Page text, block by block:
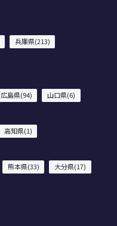
兵庫県(213)
広島県(94) 山口県(6)
高知県(1)
熊本県(33)
大分県(17)